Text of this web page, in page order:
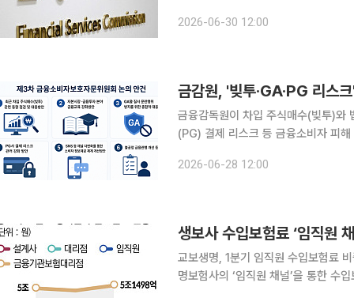
설명해야 한다. 금융위원회는
2026-06-30 12:00
금감원, '빚투·GA·PG 리스
금융감독원이 차입 주식매수(빚투)와
(PG) 결제 리스크 등 금융소비자 피
함께 추진한다. 금감원은 이
2026-06-28 12:00
생보사 수입보험료 ‘임직원
교보생명, 1분기 임직원 수입보험료 비
명보험사의 ‘임직원 채널’을 통한 수